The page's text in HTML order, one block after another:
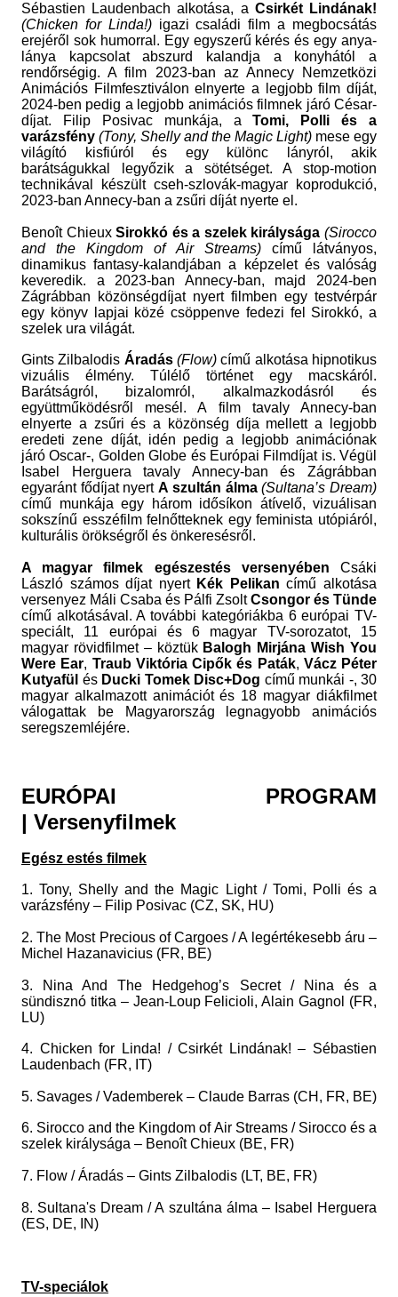
Sébastien Laudenbach alkotása, a Csirkét Lindának!
(Chicken for Linda!) igazi családi film a megbocsátás
erejéről sok humorral. Egy egyszerű kérés és egy anya-
lánya kapcsolat abszurd kalandja a konyhától a
rendőrségig. A film 2023-ban az Annecy Nemzetközi
Animációs Filmfesztiválon elnyerte a legjobb film díját,
2024-ben pedig a legjobb animációs filmnek járó César-
díjat. Filip Posivac munkája, aTomi, Polli és a
varázsfény (Tony, Shelly and the Magic Light) mese egy
világító kisfiúról és egy különc lányról, akik
barátságukkal legyőzik a sötétséget. A stop-motion
technikával készült cseh-szlovák-magyar koprodukció,
2023-ban Annecy-ban a zsűri díját nyerte el.
Benoît ChieuxSirokkó és a szelek királysága (Sirocco
and the Kingdom of Air Streams) című
látványos,
dinamikus fantasy-kalandjában a
képzelet és valóság
keveredik. a 2023-ban Annecy-ban, majd 2024-ben
Zágrábban közönségdíjat nyert filmben egy testvérpár
egy könyv lapjai közé csöppenve fedezi fel Sirokkó, a
szelek ura világát.
Gints Zilbalodis Áradás(Flow)című alkotása hipnotikus
vizuális élmény. Túlélő történet egy macskáról.
Barátságról, bizalomról, alkalmazkodásról és
együttműködésről mesél. A film tavaly Annecy-ban
elnyerte a zsűri és a közönség díja mellett a legjobb
eredeti zene díját, idén pedig a legjobb animációnak
járó Oscar-, Golden Globe és Európai Filmdíjat is. Végül
Isabel Herguera tavaly Annecy-ban és Zágrábban
egyaránt fődíjat nyert A szultán álma(Sultana’s Dream)
című munkája egy három idősíkon átívelő, vizuálisan
sokszínű esszéfilm felnőtteknek egy feminista utópiáról,
kulturális örökségről és önkeresésről.
A magyar filmek egészestés versenyében Csáki
László számos díjat nyert Kék Pelikan című alkotása
versenyez Máli Csaba és Pálfi ZsoltCsongor és Tünde
című alkotásával. A további kategóriákba 6 európai TV-
speciált, 11 európai és 6 magyar TV-sorozatot, 15
magyar rövidfilmet – köztük Balogh Mirjána Wish You
Were Ear, Traub Viktória Cipők és Paták, Vácz Péter
Kutyafül ésDucki Tomek Disc+Dog című munkái -, 30
magyar alkalmazott animációt és 18 magyar diákfilmet
válogattak be Magyarország legnagyobb animációs
seregszemléjére.
EURÓPAI PROGRAM
| Versenyfilmek
Egész estés filmek
1. Tony, Shelly and the Magic Light / Tomi, Polli és a
varázsfény – Filip Posivac (CZ, SK, HU)
2. The Most Precious of Cargoes / A legértékesebb áru –
Michel Hazanavicius (FR, BE)
3. Nina And The Hedgehog’s Secret / Nina és a
sündisznó titka – Jean-Loup Felicioli, Alain Gagnol (FR,
LU)
4. Chicken for Linda! / Csirkét Lindának! – Sébastien
Laudenbach (FR, IT)
5. Savages / Vademberek – Claude Barras (CH, FR, BE)
6. Sirocco and the Kingdom of Air Streams / Sirocco és a
szelek királysága – Benoît Chieux (BE, FR)
7. Flow / Áradás – Gints Zilbalodis (LT, BE, FR)
8. Sultana's Dream / A szultána álma – Isabel Herguera
(ES, DE, IN)
TV-speciálok